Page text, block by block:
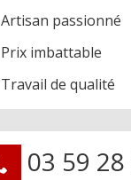
Artisan passionné
Prix imbattable
Travail de qualité
03 59